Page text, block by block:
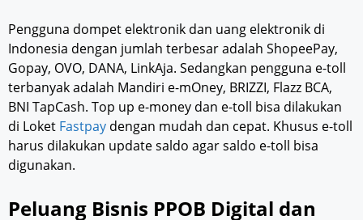
Pengguna dompet elektronik dan uang elektronik di
Indonesia dengan jumlah terbesar adalah ShopeePay,
Gopay, OVO, DANA, LinkAja. Sedangkan pengguna e-toll
terbanyak adalah Mandiri e-mOney, BRIZZI, Flazz BCA,
BNI TapCash. Top up e-money dan e-toll bisa dilakukan
di Loket Fastpay dengan mudah dan cepat. Khusus e-toll
harus dilakukan update saldo agar saldo e-toll bisa
digunakan.
Peluang Bisnis PPOB Digital dan